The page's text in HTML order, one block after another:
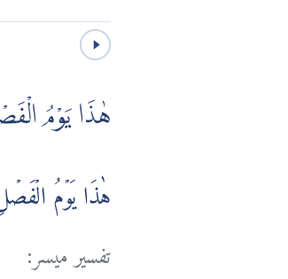
هٰذَا يَوْمُ
هٰذَا يَوۡمُ
تفسير ميسر: